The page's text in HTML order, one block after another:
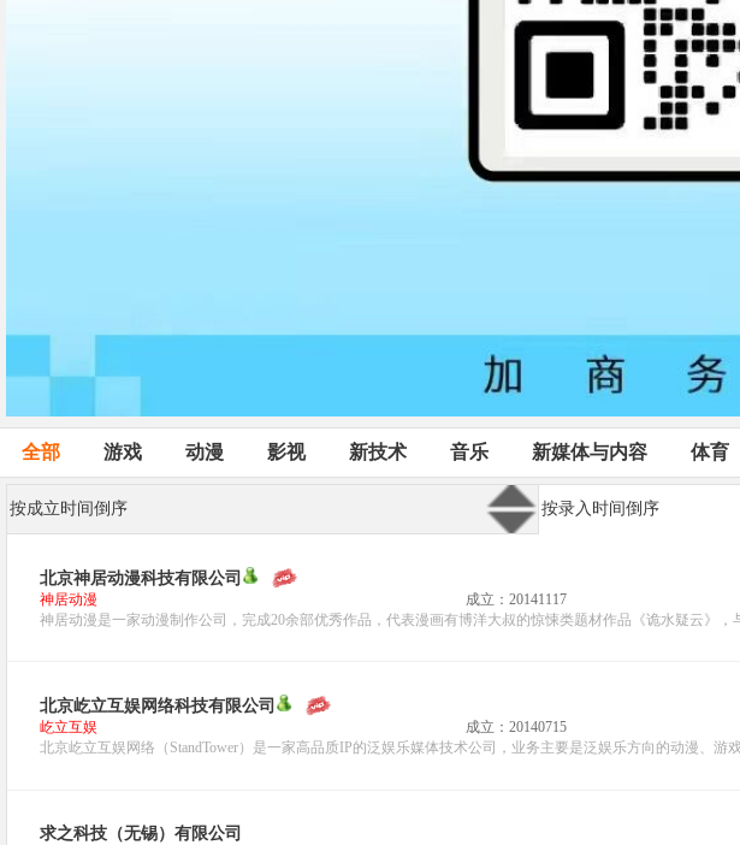
全部 游戏 动漫 影视 新技术 音乐 新媒体与内容 体育
按成立时间倒序 按录入时间倒序
北京神居动漫科技有限公司
神居动漫 成立：20141117
神居动漫是一家动漫制作公司，完成20余部优秀作品，代表漫画有博洋大叔的惊悚类题材作品《诡水疑云》，
北京屹立互娱网络科技有限公司
屹立互娱 成立：20140715
北京屹立互娱网络（StandTower）是一家高品质IP的泛娱乐媒体技术公司，业务主要是泛娱乐方向的动漫、游
求之科技（无锡）有限公司